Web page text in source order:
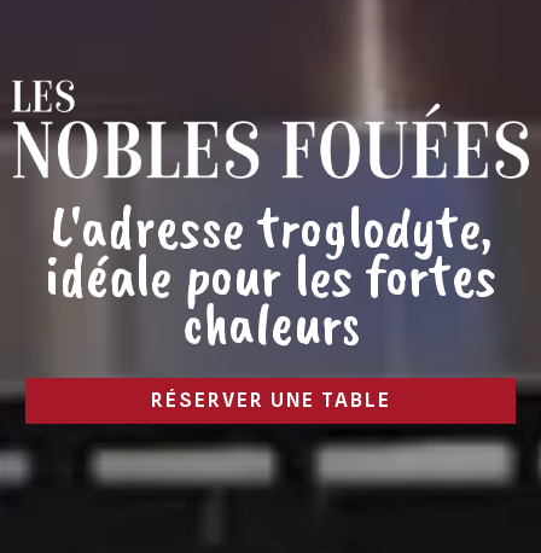
L'adresse troglodyte,
idéale pour les fortes
chaleurs
RÉSERVER UNE TABLE